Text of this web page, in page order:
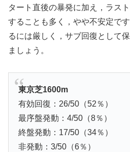
タート直後の暴発に加え，ラス
することも多く，やや不安定で
るには厳しく，サブ回復として
ましょう。
東京芝1600m
有効回復：26/50（52％）
最序盤発動：4/50（8％）
終盤発動：17/50（34％）
非発動：3/50（6％）